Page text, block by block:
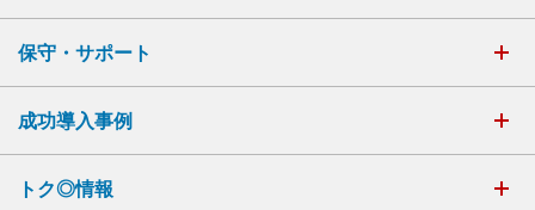
保守・サポート
成功導入事例
トク◎情報